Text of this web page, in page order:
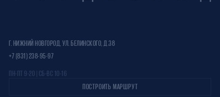
Г. НИЖНИЙ НОВГОРОД, УЛ. БЕЛИНСКОГО, Д.38
+7 (831) 238-95-97
ПН-ПТ 9-20 | СБ-ВС 10-16
ПОСТРОИТЬ МАРШРУТ